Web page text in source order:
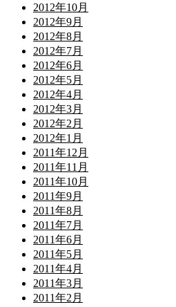
2012年10月
2012年9月
2012年8月
2012年7月
2012年6月
2012年5月
2012年4月
2012年3月
2012年2月
2012年1月
2011年12月
2011年11月
2011年10月
2011年9月
2011年8月
2011年7月
2011年6月
2011年5月
2011年4月
2011年3月
2011年2月